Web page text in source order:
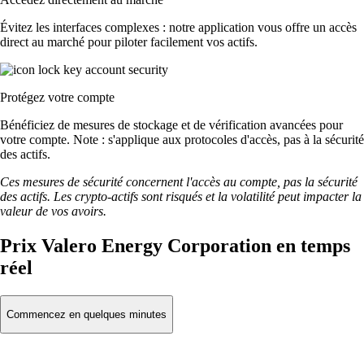
Évitez les interfaces complexes : notre application vous offre un accès
direct au marché pour piloter facilement vos actifs.
Protégez votre compte
Bénéficiez de mesures de stockage et de vérification avancées pour
votre compte. Note : s'applique aux protocoles d'accès, pas à la sécurité
des actifs.
Ces mesures de sécurité concernent l'accès au compte, pas la sécurité
des actifs. Les crypto-actifs sont risqués et la volatilité peut impacter la
valeur de vos avoirs.
Prix Valero Energy Corporation en temps
réel
Commencez en quelques minutes